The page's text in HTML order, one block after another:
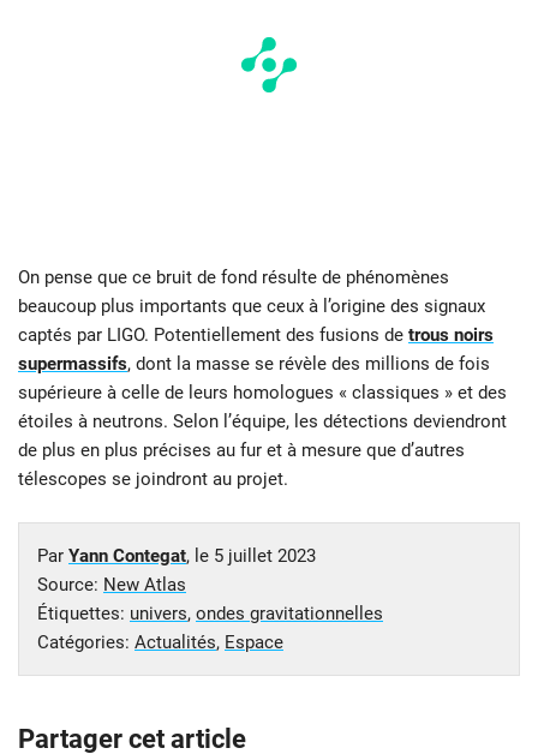
On pense que ce bruit de fond résulte de phénomènes
beaucoup plus importants que ceux à l’origine des signaux
captés par LIGO. Potentiellement des fusions de trous noirs
supermassifs, dont la masse se révèle des millions de fois
supérieure à celle de leurs homologues « classiques » et des
étoiles à neutrons. Selon l’équipe, les détections deviendront
de plus en plus précises au fur et à mesure que d’autres
télescopes se joindront au projet.
Par Yann Contegat, le 5 juillet 2023
Source: New Atlas
Étiquettes: univers, ondes gravitationnelles
Catégories: Actualités, Espace
Partager cet article